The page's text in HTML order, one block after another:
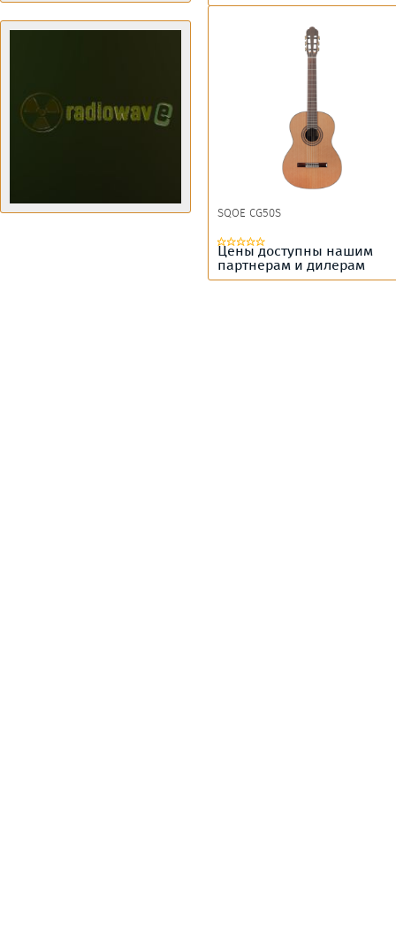
SQOE CG50S
Цены доступны нашим
партнерам и дилерам